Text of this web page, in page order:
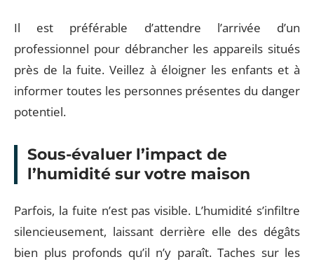
Il est préférable d’attendre l’arrivée d’un
professionnel pour débrancher les appareils situés
près de la fuite. Veillez à éloigner les enfants et à
informer toutes les personnes présentes du danger
potentiel.
Sous-évaluer l’impact de
l’humidité sur votre maison
Parfois, la fuite n’est pas visible. L’humidité s’infiltre
silencieusement, laissant derrière elle des dégâts
bien plus profonds qu’il n’y paraît. Taches sur les